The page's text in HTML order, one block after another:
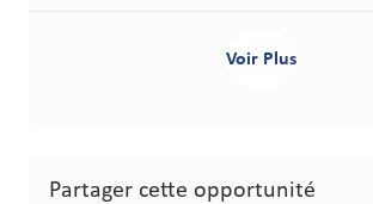
Voir Plus
Partager cette opportunité